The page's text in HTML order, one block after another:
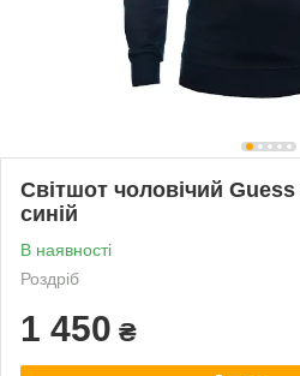
Світшот чоловічий
синій
В наявності
Роздріб
1 450 ₴